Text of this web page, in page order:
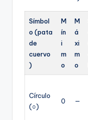
Símbol
o (pata
de
cuervo
)
M
ín
i
m
o
M
á
xi
m
o
Círculo
(○)
0 —